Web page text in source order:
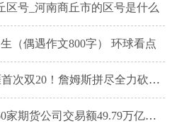
区号_河南商丘市的区号是什么
（偶遇作文800字） 环球看点
詹姆斯拼尽全力砍下22分20板 全球视点
司交易额49.79万亿元 同比减少12.36%